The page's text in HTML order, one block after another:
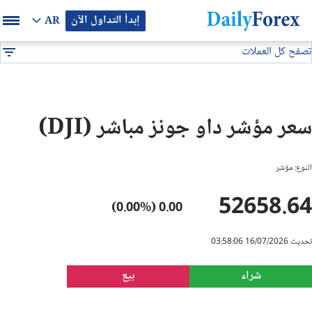
إبدأ التداول الآن AR
بيان إعلاني
تصفح كل العملات
GBP/USD
USD/JPY
USD/CAD
النفط
سعر مؤشر داو جونز مباشر (DJI)
النوع: مؤشر
52658.64
0.00 (0.00%)
شراء بيع
تحديث 16/07/2026 03:58:06